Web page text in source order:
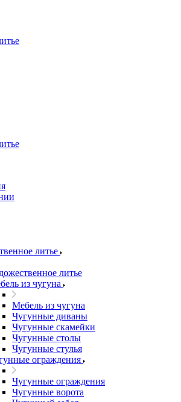
литье
литье
из чугуна
Мебель из чугуна
Чугунные диваны
Чугунные скамейки
Чугунные столы
Чугунные стулья
ограждения
Чугунные ограждения
Чугунные ворота